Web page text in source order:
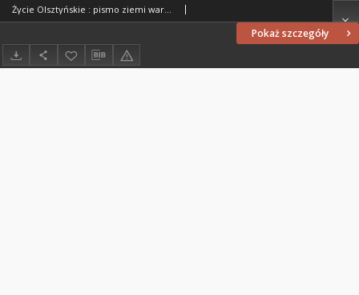
Pokaż szczegóły
Życie Olsztyńskie : pismo ziemi warmińsko-mazurskiej, 1949, nr 275